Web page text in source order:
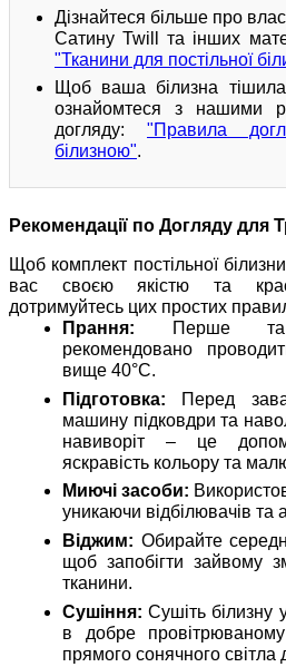
Дізнайтеся більше про
Сатину Twill та інших
"Тканини для постільної
Щоб ваша білизна
ознайомтеся з нашими
догляду: "Правила
білизною".
Рекомендації по Догляду для
Щоб комплект постільної
вас своєю якістю та
дотримуйтесь цих простих
Прання: Перше та
рекомендовано
вище 40°C.
Підготовка: Перед
машину підковдри та
навиворіт – це
яскравість кольору та
Миючі засоби:
уникаючи відбілювачів та
Віджим: Обирайте
щоб запобігти зайвому
тканини.
Сушіння: Сушіть білизну
в добре
прямого сонячного